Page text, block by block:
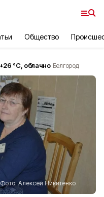
Общество
+26 °С, облачно Белгород
Фото:Алексей Никитенко